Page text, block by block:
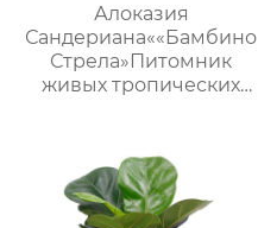
Алоказия
Сандериана««Бамбино
Стрела»Питомник
живых тропических